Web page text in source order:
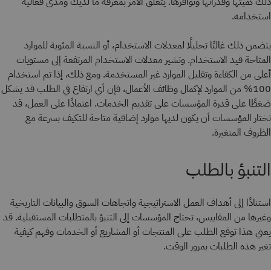
استخدامه.
يتضمن ذلك غالبًا تحليلًا لمعدلات الاستخدام، أو النسبة المئوية للموارد
المتاحة قيد الاستخدام. وتشير معدلات الاستخدام المرتفعة إلى مستويات
أعلى من الكفاءة وتقليل الموارد غير المستخدمة. ومع ذلك، إذا تم استخدام
100% من الموارد لإكمال وظائف الأعمال، فإن أي ارتفاع في الطلب قد يشكل
ضغطًا على قدرة المؤسسات على تقديم الخدمات. اعتمادًا على العمل، قد
تختار المؤسسات أن يكون لديها موارد إضافية متاحة للتكيف بسرعة مع
الظروف المتغيرة.
التنبؤ بالطلب
استنادًا إلى أهداف العمل الاستراتيجية واتجاهات السوق والبيانات التاريخية
وغيرها من المقاييس، تحتاج المؤسسات إلى التنبؤ بالمتطلبات المستقبلية. قد
يعني هذا توقع الطلب على المنتجات أو المشاريع أو الخدمات وفهم كيفية
تغير هذه الطلبات بمرور الوقت.